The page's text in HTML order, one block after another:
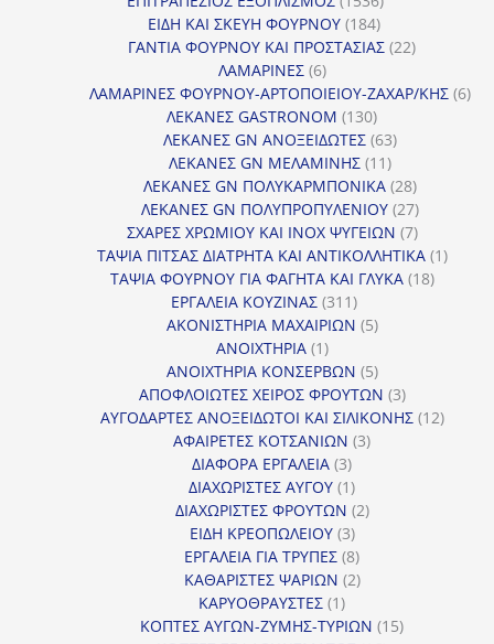
προϊόντα
ΕΙΔΗ ΚΑΙ ΣΚΕΥΗ ΦΟΥΡΝΟΥ 184184
προϊόντα
ΓΑΝΤΙΑ ΦΟΥΡΝΟΥ ΚΑΙ ΠΡΟΣΤΑΣΙΑΣ 2222
ΛΑΜΑΡΙΝΕΣ 66
προϊόντα
ΛΑΜΑΡΙΝΕΣ ΦΟΥΡΝΟΥ-ΑΡΤΟΠΟΙΕΙΟΥ-ΖΑΧΑΡ/ΚΗΣ 66
ΛΕΚΑΝΕΣ GASTRONOM 130130
προϊόντα
ΛΕΚΑΝΕΣ GN ΑΝΟΞΕΙΔΩΤΕΣ 6363
ΛΕΚΑΝΕΣ GN ΜΕΛΑΜΙΝΗΣ 1111
προϊόντα
ΛΕΚΑΝΕΣ GN ΠΟΛΥΚΑΡΜΠΟΝΙΚΑ 2828
προϊόντα
ΛΕΚΑΝΕΣ GN ΠΟΛΥΠΡΟΠΥΛΕΝΙΟΥ 2727
προϊόντα
ΣΧΑΡΕΣ ΧΡΩΜΙΟΥ ΚΑΙ INOX ΨΥΓΕΙΩΝ 77
προϊόντα
ΤΑΨΙΑ ΠΙΤΣΑΣ ΔΙΑΤΡΗΤΑ ΚΑΙ ΑΝΤΙΚΟΛΛΗΤΙΚΑ 11
ΤΑΨΙΑ ΦΟΥΡΝΟΥ ΓΙΑ ΦΑΓΗΤΑ ΚΑΙ ΓΛΥΚΑ 1818
ΕΡΓΑΛΕΙΑ ΚΟΥΖΙΝΑΣ 311311
προϊόντα
ΑΚΟΝΙΣΤΗΡΙΑ ΜΑΧΑΙΡΙΩΝ 55
ΑΝΟΙΧΤΗΡΙΑ 11
προϊόν
ΑΝΟΙΧΤΗΡΙΑ ΚΟΝΣΕΡΒΩΝ 55
προϊόντα
ΑΠΟΦΛΟΙΩΤΕΣ ΧΕΙΡΟΣ ΦΡΟΥΤΩΝ 33
προϊόντα
ΑΥΓΟΔΑΡΤΕΣ ΑΝΟΞΕΙΔΩΤΟΙ ΚΑΙ ΣΙΛΙΚΟΝΗΣ 1212
ΑΦΑΙΡΕΤΕΣ ΚΟΤΣΑΝΙΩΝ 33
ΔΙΑΦΟΡΑ ΕΡΓΑΛΕΙΑ 33
προϊόντα
ΔΙΑΧΩΡΙΣΤΕΣ ΑΥΓΟΥ 11
προϊόν
ΔΙΑΧΩΡΙΣΤΕΣ ΦΡΟΥΤΩΝ 22
ΕΙΔΗ ΚΡΕΟΠΩΛΕΙΟΥ 33
προϊόντα
ΕΡΓΑΛΕΙΑ ΓΙΑ ΤΡΥΠΕΣ 88
προϊόντα
ΚΑΘΑΡΙΣΤΕΣ ΨΑΡΙΩΝ 22
ΚΑΡΥΟΘΡΑΥΣΤΕΣ 11
προϊόν
ΚΟΠΤΕΣ ΑΥΓΩΝ-ΖΥΜΗΣ-ΤΥΡΙΩΝ 1515